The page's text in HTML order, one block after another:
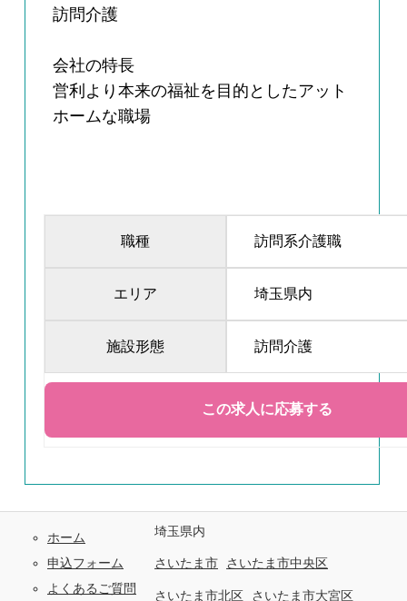
訪問介護
会社の特長
営利より本来の福祉を目的としたアット
ホームな職場
職種 訪問系介護職
エリア 埼玉県内
施設形態 訪問介護
ホーム
申込フォーム
よくあるご質問
埼玉県内
さいたま市 さいたま市中央区
さいたま市北区 さいたま市大宮区